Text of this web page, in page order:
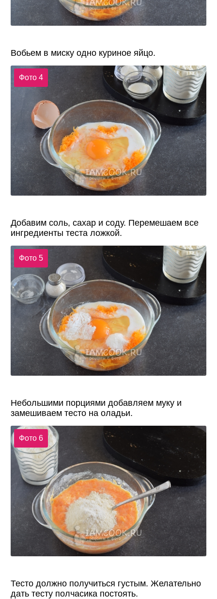
Вобьем в миску одно куриное яйцо.
Фото 4
Добавим соль, сахар и соду. Перемешаем все
ингредиенты теста ложкой.
Фото 5
Небольшими порциями добавляем муку и
замешиваем тесто на оладьи.
Фото 6
Тесто должно получиться густым. Желательно
дать тесту полчасика постоять.